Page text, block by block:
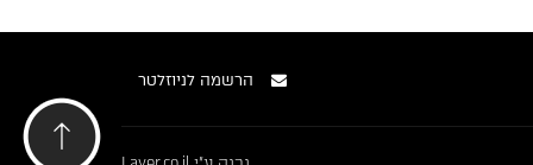
הרשמה לניוזלטר